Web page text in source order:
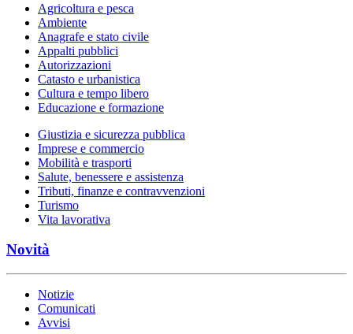
Agricoltura e pesca
Ambiente
Anagrafe e stato civile
Appalti pubblici
Autorizzazioni
Catasto e urbanistica
Cultura e tempo libero
Educazione e formazione
Giustizia e sicurezza pubblica
Imprese e commercio
Mobilità e trasporti
Salute, benessere e assistenza
Tributi, finanze e contravvenzioni
Turismo
Vita lavorativa
Novità
Notizie
Comunicati
Avvisi